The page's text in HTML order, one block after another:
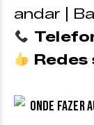
andar |
Redes